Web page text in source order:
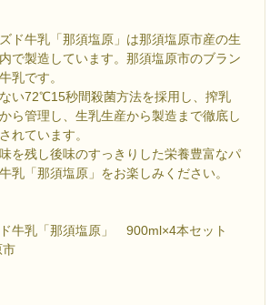
ド牛乳「那須塩原」は那須塩原市産の生
で製造しています。那須塩原市のブラン
乳です。
ない72℃15秒間殺菌方法を採用し、搾乳
ら管理し、生乳生産から製造まで徹底し
れています。
を残し後味のすっきりした栄養豊富なパ
乳「那須塩原」をお楽しみください。
牛乳「那須塩原」 900ml×4本セット
市